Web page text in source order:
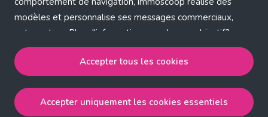
modèles et personnalise ses messages commerciaux,
entre autres. Plus d'informations sur chaque objectif?
Cliquez sur 'Gestion des cookies par objectif'.
Notre politique de cookies
Accepter tous les cookies
Accepter tous les cookies
Accepter uniquement les cookies essentiels